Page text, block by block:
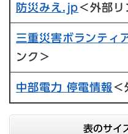
防災みえ.jp＜外部リ
三重災害ボランティ
ンク＞
中部電力 停電情報 ＜
表のサイ